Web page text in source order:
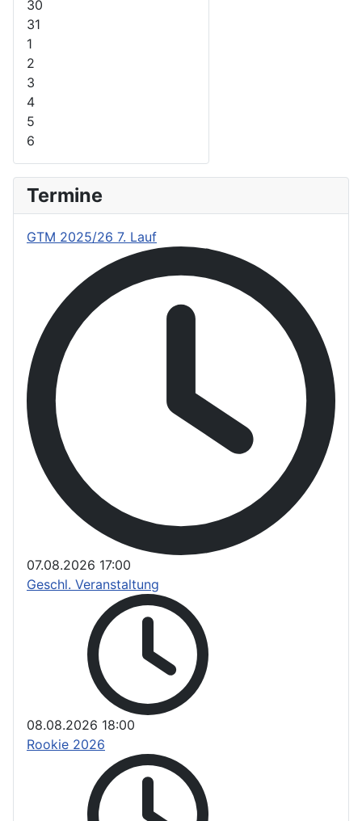
30
31
1
2
3
4
5
6
Termine
GTM 2025/26 7. Lauf
07.08.2026 17:00
Geschl. Veranstaltung
08.08.2026 18:00
Rookie 2026